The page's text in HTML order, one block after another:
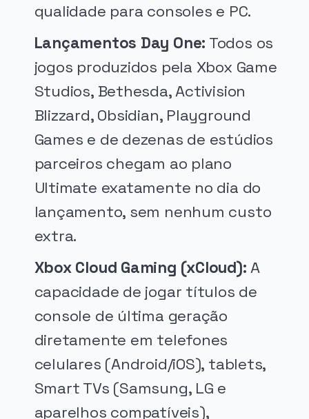
qualidade para consoles e PC.
Lançamentos Day One: Todos os
jogos produzidos pela Xbox Game
Studios, Bethesda, Activision
Blizzard, Obsidian, Playground
Games e de dezenas de estúdios
parceiros chegam ao plano
Ultimate exatamente no dia do
lançamento, sem nenhum custo
extra.
Xbox Cloud Gaming (xCloud): A
capacidade de jogar títulos de
console de última geração
diretamente em telefones
celulares (Android/iOS), tablets,
Smart TVs (Samsung, LG e
aparelhos compatíveis),